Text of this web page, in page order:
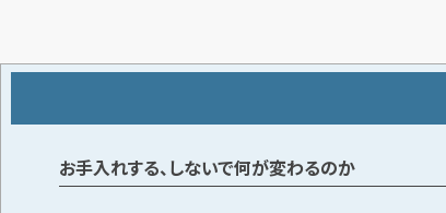
お手入れする、しないで何が変わるのか